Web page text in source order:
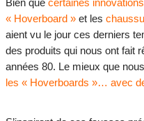
Bien que certaines
« Hoverboard » et les
aient vu le jour ces derniers
des produits qui nous ont fait
années 80. Le mieux que
les « Hoverboards »… avec